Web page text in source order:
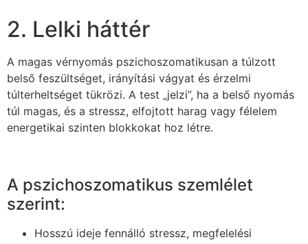
2. Lelki háttér
A magas vérnyomás pszichoszomatikusan a túlzott
belső feszültséget, irányítási vágyat és érzelmi
túlterheltséget tükrözi. A test „jelzi”, ha a belső nyomás
túl magas, és a stressz, elfojtott harag vagy félelem
energetikai szinten blokkokat hoz létre.
A pszichoszomatikus szemlélet
szerint:
Hosszú ideje fennálló stressz, megfelelési